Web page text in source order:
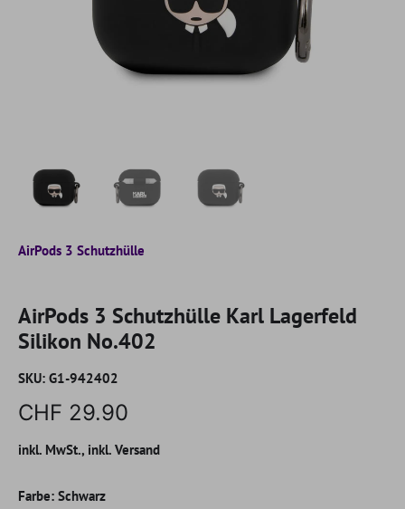
AirPods 3 Schutzhülle
AirPods 3 Schutzhülle Karl Lagerfeld
Silikon No.402
SKU: G1-942402
CHF 29.90
inkl. MwSt., inkl. Versand
Farbe: Schwarz